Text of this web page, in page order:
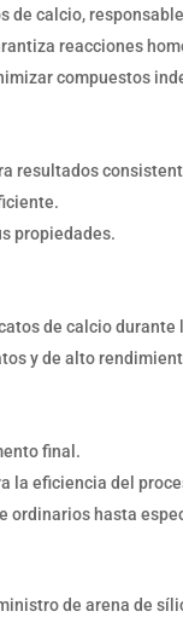
de calcio,
reacciones
compuestos
resultados
propiedades.
de calcio durante
y de alto
final.
la eficiencia del
ordinarios hasta
de arena de